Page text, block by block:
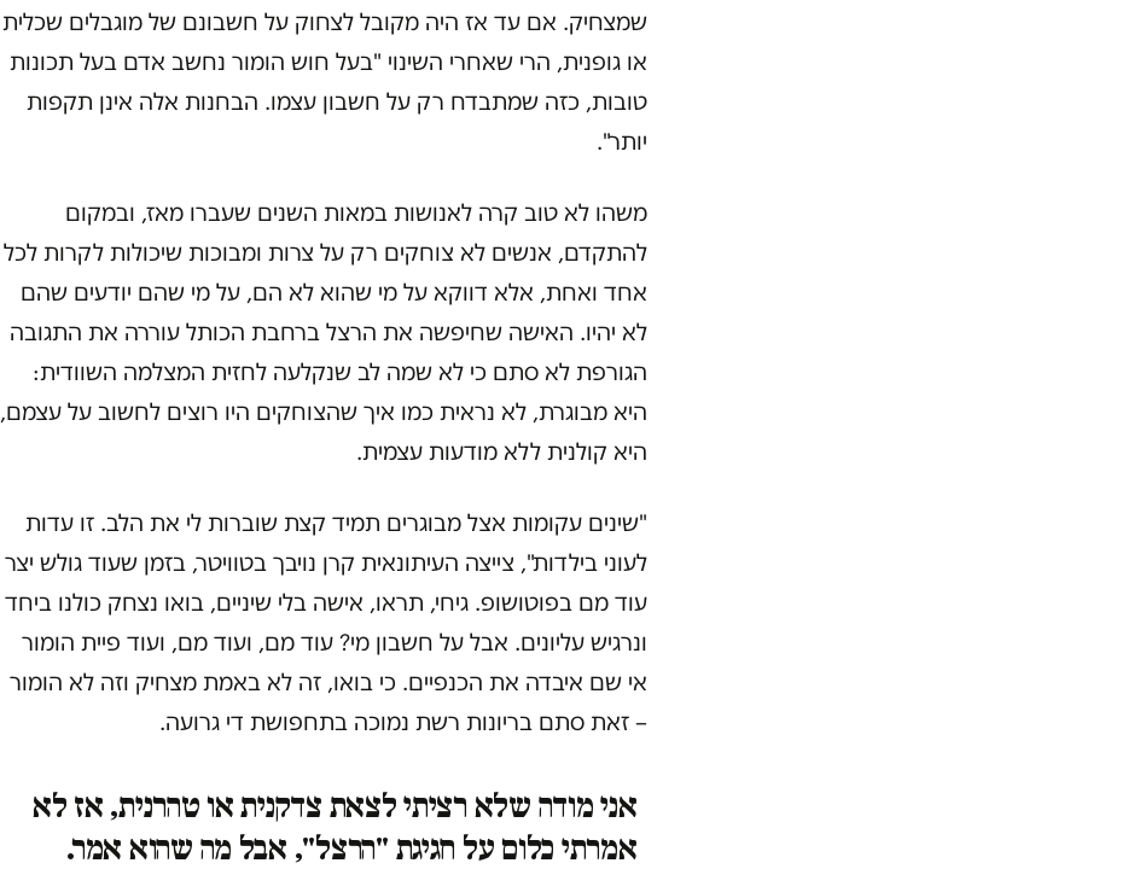
שמצחיק. אם עד אז היה מקובל לצחוק על חשבונם של מוגבלים שכלית
או גופנית, הרי שאחרי השינוי "בעל חוש הומור נחשב אדם בעל תכונות
טובות, כזה שמתבדח רק על חשבון עצמו. הבחנות אלה אינן תקפות
יותר".
משהו לא טוב קרה לאנושות במאות השנים שעברו מאז, ובמקום
להתקדם, אנשים לא צוחקים רק על צרות ומבוכות שיכולות לקרות לכל
אחד ואחת, אלא דווקא על מי שהוא לא הם, על מי שהם יודעים שהם
לא יהיו. האישה שחיפשה את הרצל ברחבת הכותל עוררה את התגובה
הגורפת לא סתם כי לא שמה לב שנקלעה לחזית המצלמה השוודית:
היא מבוגרת, לא נראית כמו איך שהצוחקים היו רוצים לחשוב על עצמם,
היא קולנית ללא מודעות עצמית.
"שינים עקומות אצל מבוגרים תמיד קצת שוברות לי את הלב. זו עדות
לעוני בילדות", צייצה העיתונאית קרן נויבך בטוויטר, בזמן שעוד גולש יצר
עוד מם בפוטושופ. גיחי, תראו, אישה בלי שיניים, בואו נצחק כולנו ביחד
ונרגיש עליונים. אבל על חשבון מי? עוד מם, ועוד מם, ועוד פיית הומור
אי שם איבדה את הכנפיים. כי בואו, זה לא באמת מצחיק וזה לא הומור
– זאת סתם בריונות רשת נמוכה בתחפושת די גרועה.
אני מודה שלא רציתי לצאת צדקנית או טהרנית, אז לא
אמרתי כלום על חגיגת "הרצל", אבל מה שהוא אמר.